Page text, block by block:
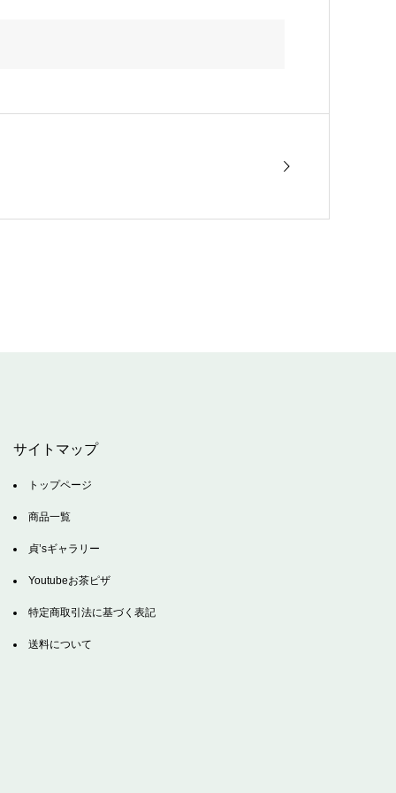
サイトマップ
トップページ
商品一覧
貞’sギャラリー
Youtubeお茶ピザ
特定商取引法に基づく表記
送料について